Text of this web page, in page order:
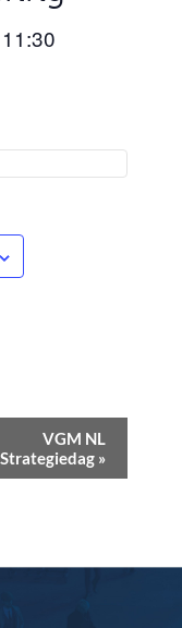
11:30
VGM NL
Strategiedag »